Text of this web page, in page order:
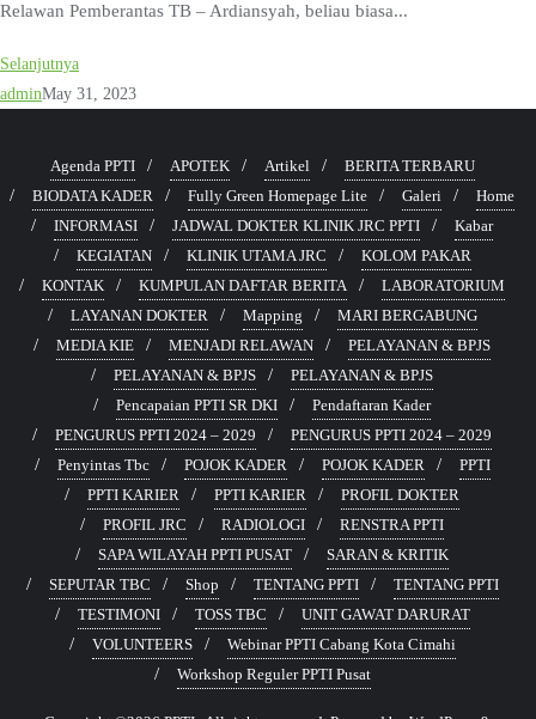
Relawan Pemberantas TB – Ardiansyah, beliau biasa...
Selanjutnya
adminMay 31, 2023
Agenda PPTI APOTEK Artikel
BERITA TERBARU
BIODATA KADER
Fully Green Homepage Lite Galeri
Home
INFORMASI
JADWAL DOKTER KLINIK JRC PPTI
Kabar
KEGIATAN
KLINIK UTAMA JRC
KOLOM PAKAR
KONTAK
KUMPULAN DAFTAR BERITA
LABORATORIUM
LAYANAN DOKTER
Mapping
MARI BERGABUNG
MEDIA KIE
MENJADI RELAWAN
PELAYANAN & BPJS
PELAYANAN & BPJS
PELAYANAN & BPJS
Pencapaian PPTI SR DKI
Pendaftaran Kader
PENGURUS PPTI 2024 – 2029
PENGURUS PPTI 2024 – 2029
Penyintas Tbc
POJOK KADER POJOK KADER
PPTI
PPTI KARIER
PPTI KARIER
PROFIL DOKTER
PROFIL JRC
RADIOLOGI
RENSTRA PPTI
SAPA WILAYAH PPTI PUSAT
SARAN & KRITIK
SEPUTAR TBC
Shop TENTANG PPTI
TENTANG PPTI
TESTIMONI
TOSS TBC
UNIT GAWAT DARURAT
VOLUNTEERS
Webinar PPTI Cabang Kota Cimahi
Workshop Reguler PPTI Pusat